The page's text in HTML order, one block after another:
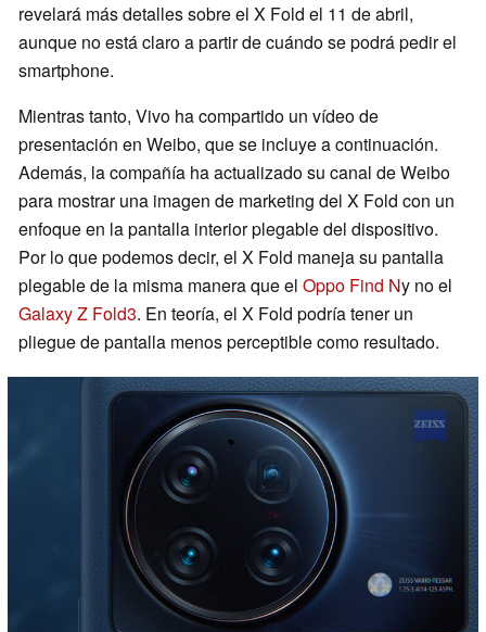
revelará más detalles sobre el X Fold el 11 de abril,
aunque no está claro a partir de cuándo se podrá pedir el
smartphone.
Mientras tanto, Vivo ha compartido un vídeo de
presentación en Weibo, que se incluye a continuación.
Además, la compañía ha actualizado su canal de Weibo
para mostrar una imagen de marketing del X Fold con un
enfoque en la pantalla interior plegable del dispositivo.
Por lo que podemos decir, el X Fold maneja su pantalla
plegable de la misma manera que el Oppo Find Ny no el
Galaxy Z Fold3. En teoría, el X Fold podría tener un
pliegue de pantalla menos perceptible como resultado.